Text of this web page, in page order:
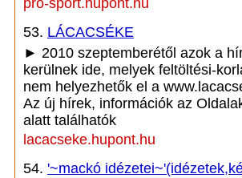
pro-sport.hupont.hu
53. LÁCACSÉKE
► 2010 szeptemberétől azok a
kerülnek ide, melyek feltöltési-
nem helyezhetők el a
Az új hírek, információk az
alatt találhatók
lacacseke.hupont.hu
54. '~mackó